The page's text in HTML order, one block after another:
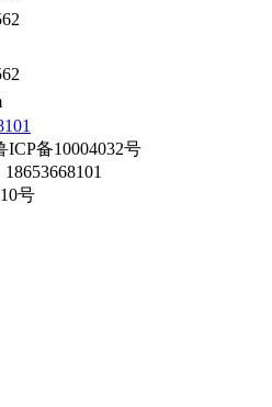
备10004032号
号